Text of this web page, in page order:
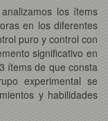
los ítems
en los diferentes
puro y control con
significativo en
ítems de que consta
experimental se
y habilidades